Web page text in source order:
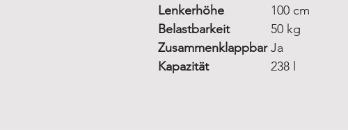
Lenkerhöhe
100 cm
Belastbarkeit
50 kg
ZusammenklappbarJa
Kapazität
238 l